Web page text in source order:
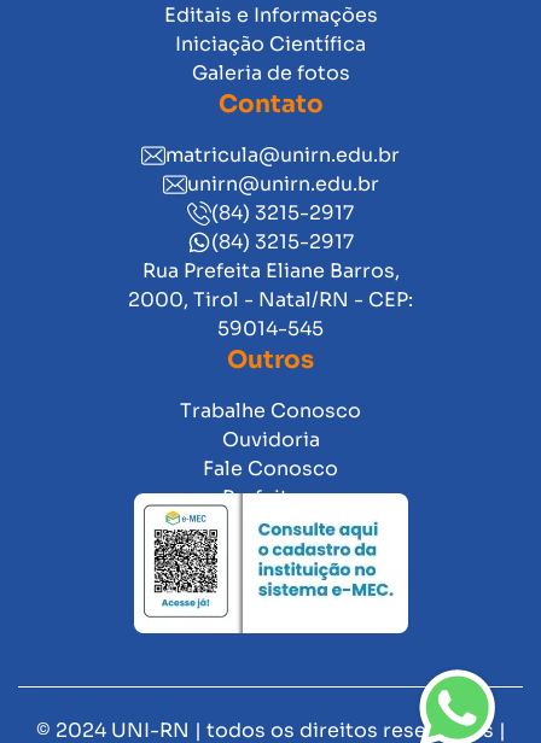
Editais e Informações
Iniciação Científica
Galeria de fotos
Contato
matricula@unirn.edu.br
unirn@unirn.edu.br
(84) 3215-2917
(84) 3215-2917
Rua Prefeita Eliane Barros,
2000, Tirol - Natal/RN - CEP:
59014-545
Outros
Trabalhe Conosco
Ouvidoria
Fale Conosco
Prefeitura
© 2024 UNI-RN | todos os direitos reservados |